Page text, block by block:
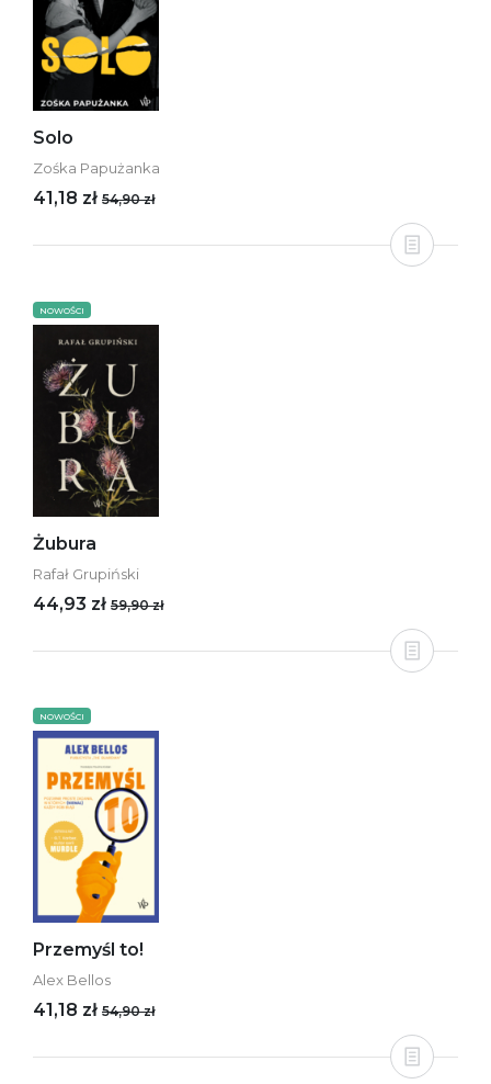
Solo
Zośka Papużanka
41,18 zł 54,90 zł
NOWOŚCI
Żubura
Rafał Grupiński
44,93 zł 59,90 zł
NOWOŚCI
Przemyśl to!
Alex Bellos
41,18 zł 54,90 zł